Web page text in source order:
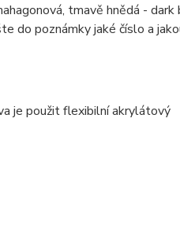
tmavě hnědá - dark
do poznámky jaké číslo a
je použit flexibilní akrylátový